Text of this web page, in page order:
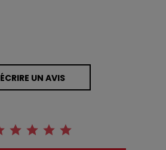
ÉCRIRE UN AVIS